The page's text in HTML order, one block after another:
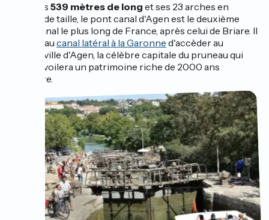
Avec ses 539 mètres de long et ses 23 arches en
pierres de taille, le pont canal d'Agen est le deuxième
pont-canal le plus long de France, après celui de Briare. Il
permet au canal latéral à la Garonne d'accèder au
centre-ville d'Agen, la célèbre capitale du pruneau qui
vous dévoilera un patrimoine riche de 2000 ans
d’histoire.